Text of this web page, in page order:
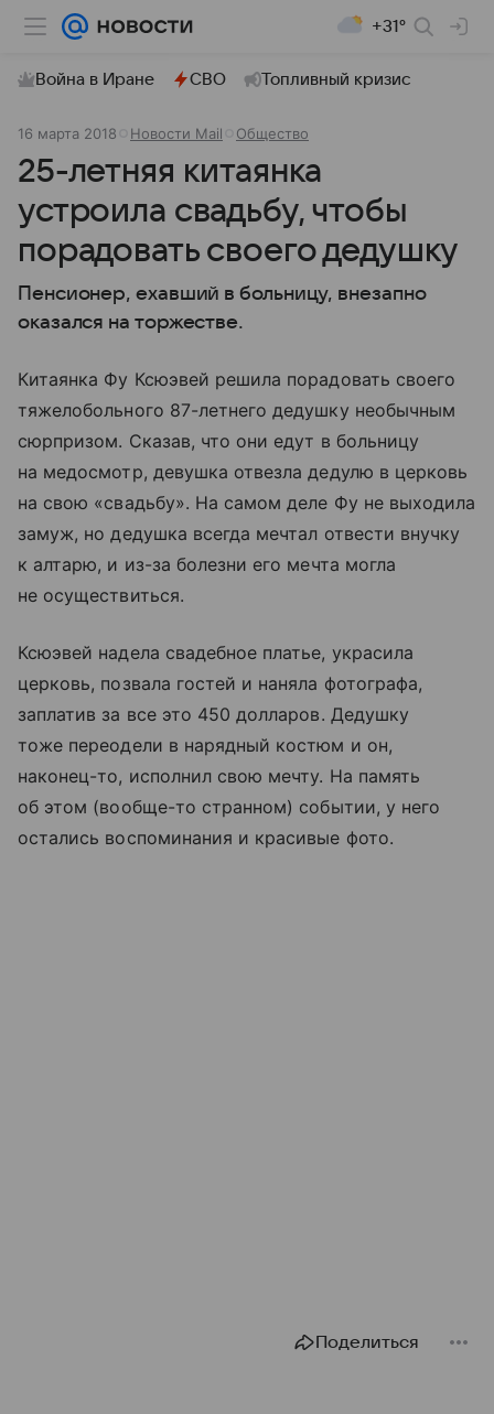
+31°
Война в Иране СВО Топливный кризис
16 марта 2018 Новости Mail Общество
25-летняя китаянка
устроила свадьбу, чтобы
порадовать своего дедушку
Пенсионер, ехавший в больницу, внезапно
оказался на торжестве.
Китаянка Фу Ксюэвей решила порадовать своего
тяжелобольного 87-летнего дедушку необычным
сюрпризом. Сказав, что они едут в больницу
на медосмотр, девушка отвезла дедулю в церковь
на свою «свадьбу». На самом деле Фу не выходила
замуж, но дедушка всегда мечтал отвести внучку
к алтарю, и из-за болезни его мечта могла
не осуществиться.
Ксюэвей надела свадебное платье, украсила
церковь, позвала гостей и наняла фотографа,
заплатив за все это 450 долларов. Дедушку
тоже переодели в нарядный костюм и он,
наконец-то, исполнил свою мечту. На память
об этом (вообще-то странном) событии, у него
остались воспоминания и красивые фото.
Поделиться